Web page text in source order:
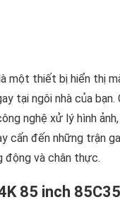
một thiết bị hiển thị
tại ngôi nhà của
nghệ xử lý hình
cấn đến những trận
động và chân thực.
85 inch